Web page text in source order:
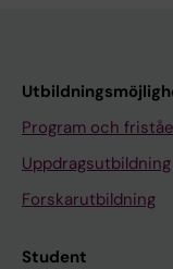
Program och
Uppdragsutbildning
Forskarutbildning
Student